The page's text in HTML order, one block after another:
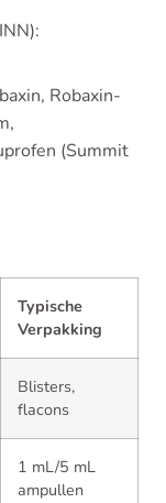
Robaxin-
(Summit
Typische
Verpakking
Blisters,
flacons
1 mL/5 mL
ampullen